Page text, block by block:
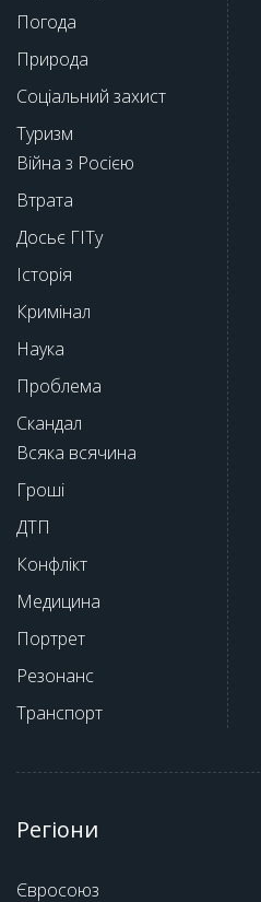
Погода
Природа
Соціальний захист
Туризм
Війна з Росією
Втрата
Досьє ГІТу
Історія
Кримінал
Наука
Проблема
Скандал
Всяка всячина
Гроші
ДТП
Конфлікт
Медицина
Портрет
Резонанс
Транспорт
Регіони
Євросоюз